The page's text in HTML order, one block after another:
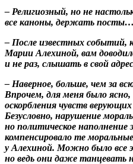
– Религиозный, но не
все каноны, держать посты…
– После известных событий,
Марии Алехиной, вам
и не раз, слышать в свой
– Наверное, больше, чем за
Впрочем, для меня было
оскорбления чувств
Безусловно, нарушение
но политическое наполнение
компенсировало те
у Алехиной. Можно было все
но ведь они даже танцевать